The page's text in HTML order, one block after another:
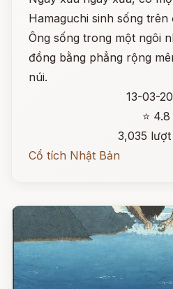
Hamaguchi sinh sống
Ông sống trong một ngôi
đồng bằng phẳng rộng
núi.
13-03-
⭐ 4.8
3,035
Cổ tích Nhật Bản